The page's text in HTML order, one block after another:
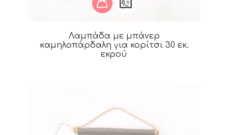
Λαμπάδα με μπάνερ
καμηλοπάρδαλη για κορίτσι 30 εκ.
εκρού